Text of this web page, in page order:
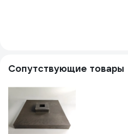
Сопутствующие товары